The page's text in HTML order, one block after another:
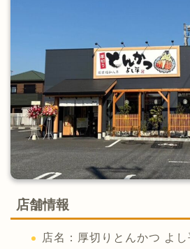
店舗情報
店名：厚切りとんかつ よ